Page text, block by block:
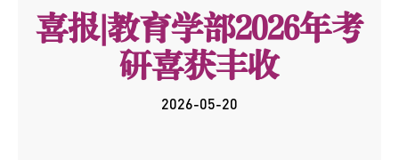
喜报|教育学部2026年考
研喜获丰收
2026-05-20